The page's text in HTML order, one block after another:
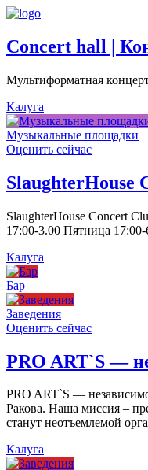
Concert hall |
Мультиформатная
Калуга
Музыкальные площадки
Оценить сейчас
SlaughterHouse
SlaughterHouse Concert
17:00-3.00 Пятница
Калуга
Бар
Заведения
Оценить сейчас
PRO ART`S —
PRO ART`S —
Ракова. Наша миссия –
станут неотъемлемой
Калуга